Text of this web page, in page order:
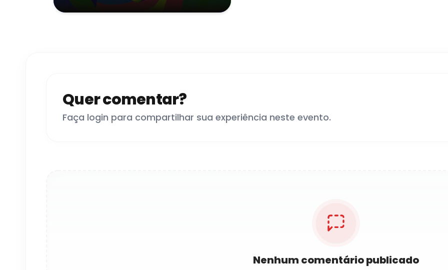
Quer comentar?
Faça login para compartilhar sua experiência neste evento.
Nenhum comentário publicado